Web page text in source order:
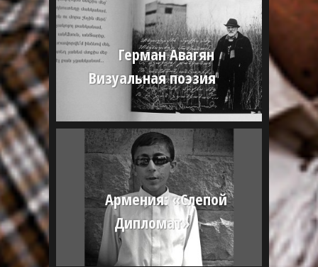
Герман Авагян
Визуальная поэзия
Армения: «Слепой
Дипломат»